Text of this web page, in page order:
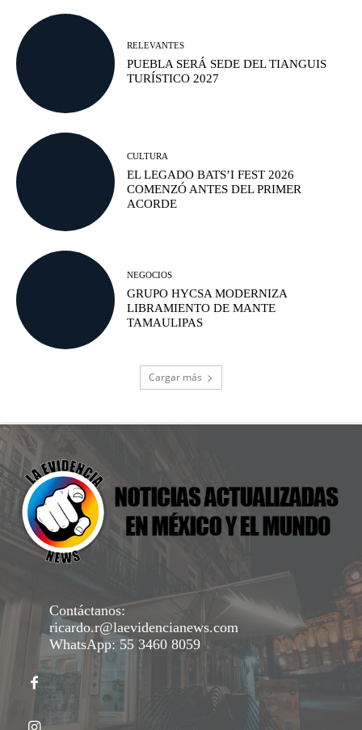
RELEVANTES
PUEBLA SERÁ SEDE DEL TIANGUIS
TURÍSTICO 2027
CULTURA
EL LEGADO BATS’I FEST 2026
COMENZÓ ANTES DEL PRIMER
ACORDE
NEGOCIOS
GRUPO HYCSA MODERNIZA
LIBRAMIENTO DE MANTE
TAMAULIPAS
Cargar más
Contáctanos:
ricardo.r@laevidencianews.com
WhatsApp: 55 3460 8059